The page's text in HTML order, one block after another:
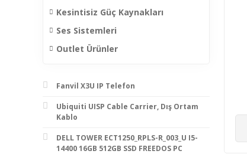
Kesintisiz Güç Kaynakları
Ses Sistemleri
Outlet Ürünler
Fanvil X3U IP Telefon
Ubiquiti UISP Cable Carrier, Dış Ortam
Kablo
DELL TOWER ECT1250_RPLS-R_003_U I5-
14400 16GB 512GB SSD FREEDOS PC